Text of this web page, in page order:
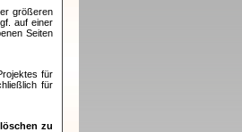
größeren
auf einer
Seiten
für
für
zu